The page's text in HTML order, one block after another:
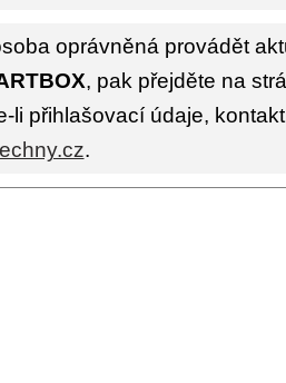
oprávněná provádět
, pak přejděte na
li přihlašovací údaje,
.